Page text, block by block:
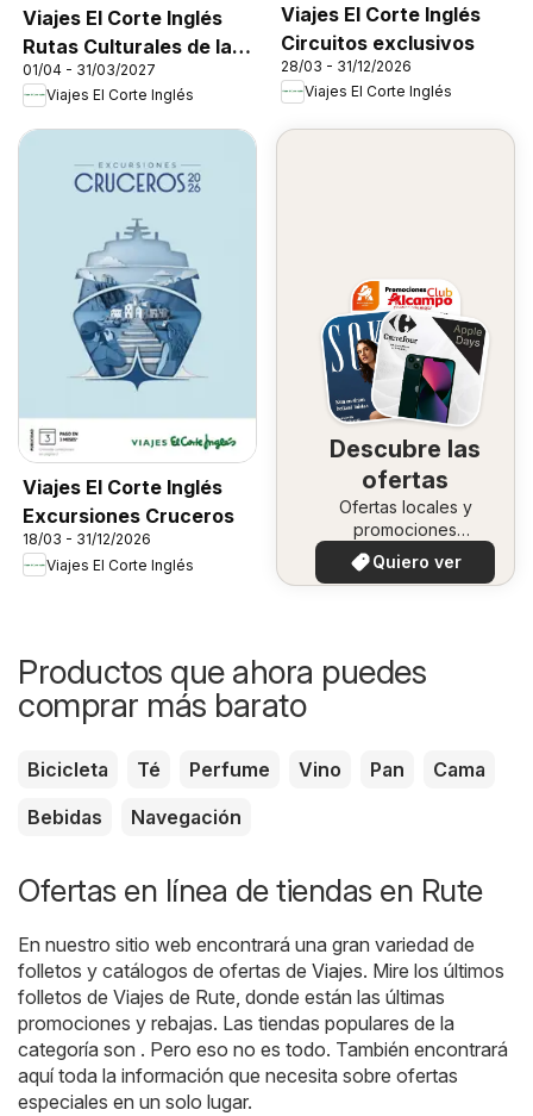
Viajes El Corte Inglés
Rutas Culturales de la
Comunidad de Madrid
01/04 - 31/03/2027
Viajes El Corte Inglés
Viajes El Corte Inglés
Circuitos exclusivos
28/03 - 31/12/2026
Viajes El Corte Inglés
Viajes El Corte Inglés
Excursiones Cruceros
18/03 - 31/12/2026
Viajes El Corte Inglés
Descubre las
ofertas
Ofertas locales y
promociones
especiales.
Quiero ver
Productos que ahora puedes
comprar más barato
Bicicleta Té Perfume Vino Pan
Cama
Bebidas
Navegación
Ofertas en línea de tiendas en Rute
En nuestro sitio web encontrará una gran variedad de
folletos y catálogos de ofertas de Viajes. Mire los últimos
folletos de Viajes de Rute, donde están las últimas
promociones y rebajas. Las tiendas populares de la
categoría son . Pero eso no es todo. También encontrará
aquí toda la información que necesita sobre ofertas
especiales en un solo lugar.